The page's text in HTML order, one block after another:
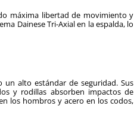
máxima libertad de movimiento y
Dainese Tri-Axial en la espalda, lo
un alto estándar de seguridad. Sus
y rodillas absorben impactos de
los hombros y acero en los codos,